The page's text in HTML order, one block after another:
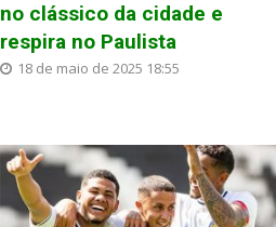
no clássico da cidade e
respira no Paulista
18 de maio de 2025 18:55